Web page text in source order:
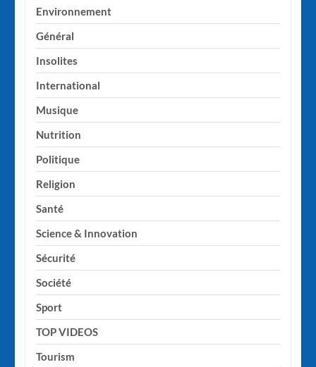
Environnement
Général
Insolites
International
Musique
Nutrition
Politique
Religion
Santé
Science & Innovation
Sécurité
Société
Sport
TOP VIDEOS
Tourism